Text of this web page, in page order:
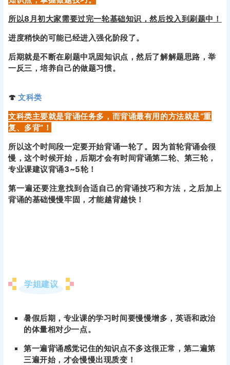
所以8月初大家需要过完一轮基础知识，然后投入到刷题中！
进度稍快的可能已经进入强化阶段了。
后期就是不断在刷题中巩固知识点，然后了解解题思路，举
一反三，培养自己的做题习惯。
🍄文科类
文科类主要就是背诵任务多，而背诵最有用的方法就是“重
复、多背”！
所以这个时间段一定要开始背诵一轮了。因为首轮背诵会很
慢，这个时候开始，后期才会有时间背诵第二轮、第三轮，
专业课建议背诵3~5轮！
第一遍还要注意找到合适自己的背诵技巧和方法，之后加上
背诵的基础慢慢牢固，才能越背越快！
学姐建议
暑假后期，专业课的学习时间要慢慢增多，英语和政治
的体量相对少一点。
第一遍背诵感觉记住的知识点不多这很正常，第二遍第
三遍开始，才会慢慢出现质变！